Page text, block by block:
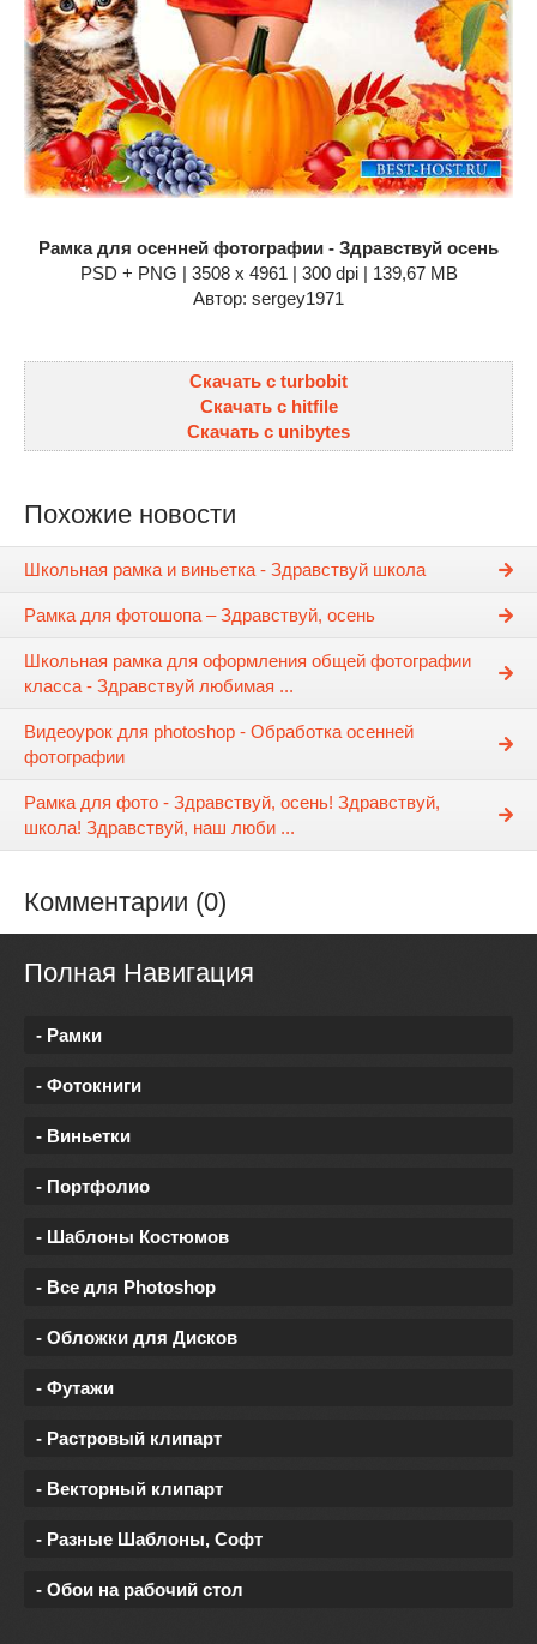
Рамка для осенней фотографии - Здравствуй осень
PSD + PNG | 3508 x 4961 | 300 dpi | 139,67 MB
Автор: sergey1971
Скачать с turbobit
Скачать с hitfile
Скачать с unibytes
Похожие новости
Школьная рамка и виньетка - Здравствуй школа
Рамка для фотошопа – Здравствуй, осень
Школьная рамка для оформления общей фотографии
класса - Здравствуй любимая ...
Видеоурок для photoshop - Обработка осенней
фотографии
Рамка для фото - Здравствуй, осень! Здравствуй,
школа! Здравствуй, наш люби ...
Комментарии (0)
Полная Навигация
- Рамки
- Фотокниги
- Виньетки
- Портфолио
- Шаблоны Костюмов
- Все для Photoshop
- Обложки для Дисков
- Футажи
- Растровый клипарт
- Векторный клипарт
- Разные Шаблоны, Софт
- Обои на рабочий стол